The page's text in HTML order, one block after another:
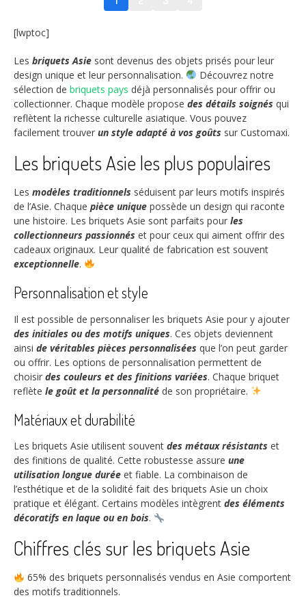
[lwptoc]
Les briquets Asie sont devenus des objets prisés pour leur
design unique et leur personnalisation.
Découvrez notre
sélection de briquets pays déjà personnalisés pour offrir ou
collectionner. Chaque modèle propose des détails soignés qui
reflètent la richesse culturelle asiatique. Vous pouvez
facilement trouver un style adapté à vos goûts sur Customaxi.
Les briquets Asie les plus populaires
Les modèles traditionnels séduisent par leurs motifs inspirés
de l’Asie. Chaque pièce unique possède un design qui raconte
une histoire. Les briquets Asie sont parfaits pour les
collectionneurs passionnés et pour ceux qui aiment offrir des
cadeaux originaux. Leur qualité de fabrication est souvent
exceptionnelle.
Personnalisation et style
Il est possible de personnaliser les briquets Asie pour y ajouter
des initiales ou des motifs uniques. Ces objets deviennent
ainsi de véritables pièces personnalisées que l’on peut garder
ou offrir. Les options de personnalisation permettent de
choisir des couleurs et des finitions variées. Chaque briquet
reflète le goût et la personnalité de son propriétaire.
Matériaux et durabilité
Les briquets Asie utilisent souvent des métaux résistants et
des finitions de qualité. Cette robustesse assure une
utilisation longue durée et fiable. La combinaison de
l’esthétique et de la solidité fait des briquets Asie un choix
pratique et élégant. Certains modèles intègrent des éléments
décoratifs en laque ou en bois.
Chiffres clés sur les briquets Asie
65% des briquets personnalisés vendus en Asie comportent
des motifs traditionnels.